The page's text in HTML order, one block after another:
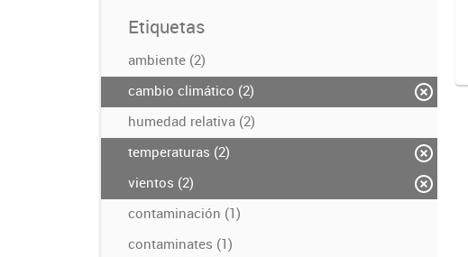
Etiquetas
ambiente (2)
cambio climático (2)
humedad relativa (2)
temperaturas (2)
vientos (2)
contaminación (1)
contaminates (1)